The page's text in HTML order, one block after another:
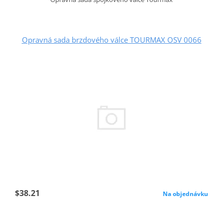
Opravná sada brzdového válce TOURMAX OSV 0066
$38.21 Na objednávku